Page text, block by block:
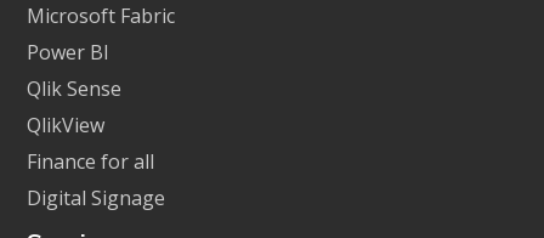
Microsoft Fabric
Power BI
Qlik Sense
QlikView
Finance for all
Digital Signage